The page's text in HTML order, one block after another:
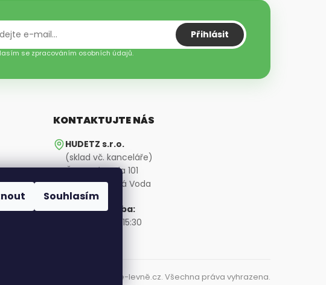
Souhlasím
Přihlásit
se zpracováním osobních údajů.
KONTAKTUJTE NÁS
HUDETZ s.r.o.
(sklad vč. kanceláře)
Červená Voda 101
561 61 Červená Voda
Pracovní doba:
Po-Pá: 7:00 - 15:30
© 2026 Květináče-levně.cz. Všechna práva vyhrazena.